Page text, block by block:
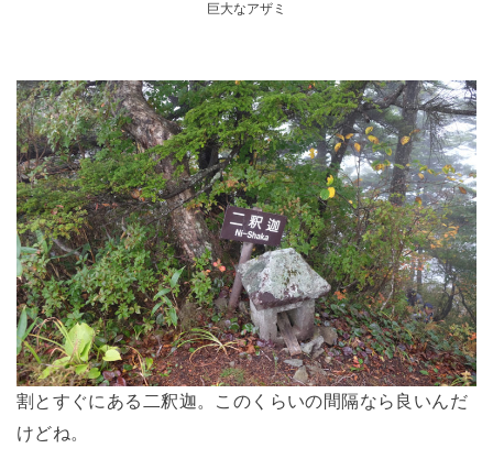
巨大なアザミ
割とすぐにある二釈迦。このくらいの間隔なら良いんだ
けどね。